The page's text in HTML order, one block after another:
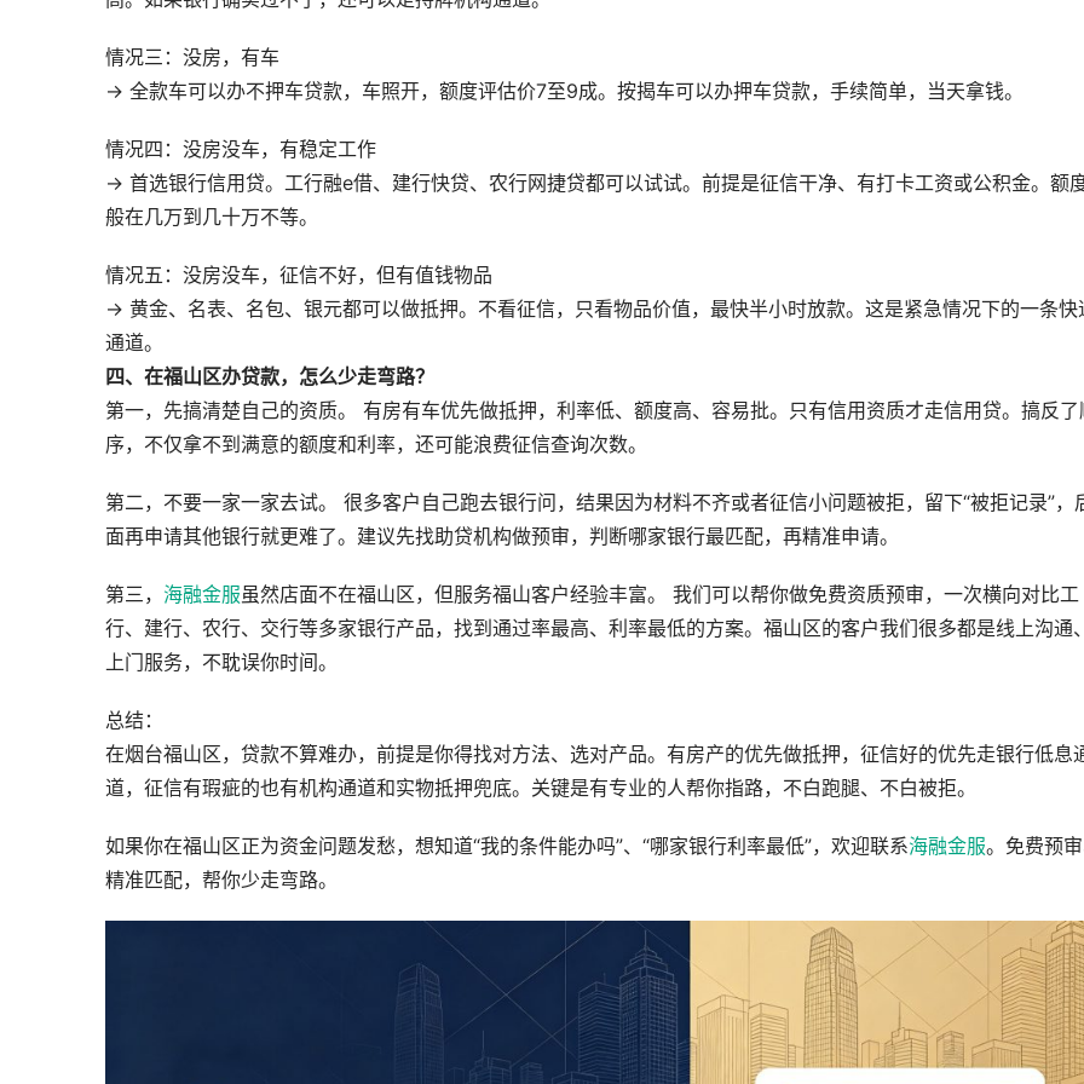
情况三：没房，有车
→ 全款车可以办不押车贷款，车照开，额度评估价7至9成。按揭车可以办押车贷款，手续简单，当天拿钱。
情况四：没房没车，有稳定工作
→ 首选银行信用贷。工行融e借、建行快贷、农行网捷贷都可以试试。前提是征信干净、有打卡工资或公积金。额
般在几万到几十万不等。
情况五：没房没车，征信不好，但有值钱物品
→ 黄金、名表、名包、银元都可以做抵押。不看征信，只看物品价值，最快半小时放款。这是紧急情况下的一条快
通道。
四、在福山区办贷款，怎么少走弯路？
第一，先搞清楚自己的资质。 有房有车优先做抵押，利率低、额度高、容易批。只有信用资质才走信用贷。搞反了
序，不仅拿不到满意的额度和利率，还可能浪费征信查询次数。
第二，不要一家一家去试。 很多客户自己跑去银行问，结果因为材料不齐或者征信小问题被拒，留下“被拒记录”，
面再申请其他银行就更难了。建议先找助贷机构做预审，判断哪家银行最匹配，再精准申请。
第三， 海融金服虽然店面不在福山区，但服务福山客户经验丰富。 我们可以帮你做免费资质预审，一次横向对比工
行、建行、农行、交行等多家银行产品，找到通过率最高、利率最低的方案。福山区的客户我们很多都是线上沟通、
上门服务，不耽误你时间。
总结：
在烟台福山区，贷款不算难办，前提是你得找对方法、选对产品。有房产的优先做抵押，征信好的优先走银行低息
道，征信有瑕疵的也有机构通道和实物抵押兜底。关键是有专业的人帮你指路，不白跑腿、不白被拒。
如果你在福山区正为资金问题发愁，想知道“我的条件能办吗”、“哪家银行利率最低”，欢迎联系海融金服。免费预审
精准匹配，帮你少走弯路。